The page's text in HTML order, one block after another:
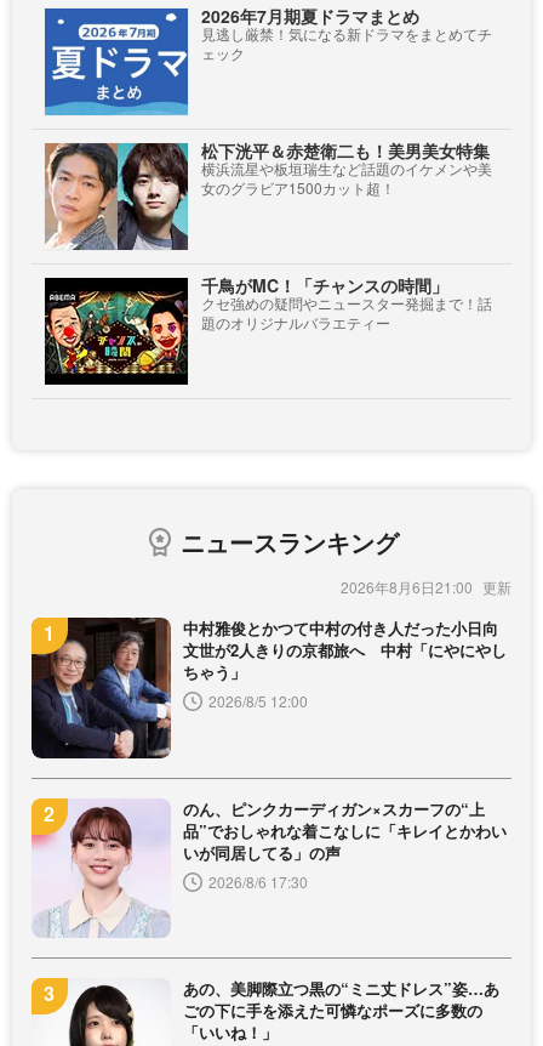
2026年7月期夏ドラマまとめ
見逃し厳禁！気になる新ドラマをまとめてチ
ェック
松下洸平＆赤楚衛二も！美男美女特集
横浜流星や板垣瑞生など話題のイケメンや美
女のグラビア1500カット超！
千鳥がMC！「チャンスの時間」
クセ強めの疑問やニュースター発掘まで！話
題のオリジナルバラエティー
ニュースランキング
2026年8月6日21:00
中村雅俊とかつて中村の付き人だった小日向
文世が2人きりの京都旅へ 中村「にやにやし
ちゃう」
2026/8/5 12:00
のん、ピンクカーディガン×スカーフの“上
品”でおしゃれな着こなしに「キレイとかわい
いが同居してる」の声
2026/8/6 17:30
あの、美脚際立つ黒の“ミニ丈ドレス”姿…あ
ごの下に手を添えた可憐なポーズに多数の
「いいね！」